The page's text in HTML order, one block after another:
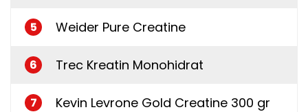
5 Weider Pure Creatine
6 Trec Kreatin Monohidrat
7 Kevin Levrone Gold Creatine 300 gr